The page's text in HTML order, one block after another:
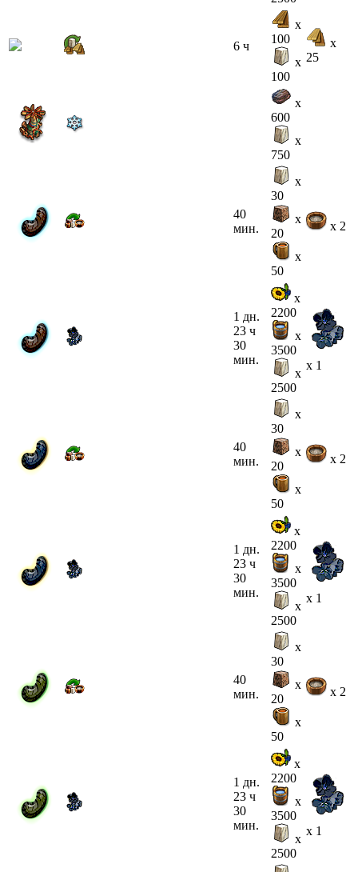
6 ч
x
100
x
100
x
25
x
600
x
750
40
мин.
x
30
x
20
x
50
x 2
1 дн.
23 ч
30
мин.
x
2200
x
3500
x
2500
x 1
40
мин.
x
30
x
20
x
50
x 2
1 дн.
23 ч
30
мин.
x
2200
x
3500
x
2500
x 1
40
мин.
x
30
x
20
x
50
x 2
1 дн.
23 ч
30
мин.
x
2200
x
3500
x
2500
x 1